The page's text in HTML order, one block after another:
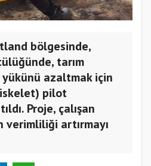
bölgesinde,
tarım
azaltmak için
pilot
Proje, çalışan
verimliliği artırmayı